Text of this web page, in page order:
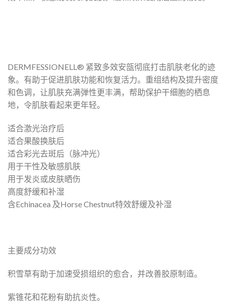
DERMFESSIONELL® 紧致多效安瓿彻底打击肌肤老化的迹
象。有助于促进肌肤功能和恢复活力。重组结构及提升密度
和色调，让肌肤充满弹性更丰满，帮助保护干细胞的栖息
地，令肌肤看起来更年轻。
适合激光治疗后
适合果酸换肤后
适合彩光去斑后（脉冲光）
用于干性及敏感肌肤
用于发炎或皮肤晒伤
高度舒缓和补湿
含Echinacea 及Horse Chestnut特效舒缓及补湿
主要成分功效
积雪草有助于加速受损组织的愈合，并改善胶原制造。
紫锥花和花粉有助抗炎性。